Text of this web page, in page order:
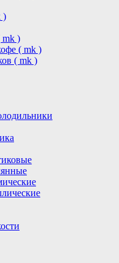
)
mk )
( mk )
( mk )